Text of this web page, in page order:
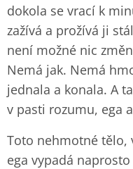
dokola se vrací k
zažívá a prožívá ji
není možné nic
Nemá jak. Nemá
jednala a konala. A
v pasti rozumu, ega
Toto nehmotné tělo,
ega vypadá